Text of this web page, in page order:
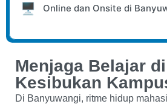
🖥️ Online dan Onsite di
Menjaga Belajar
Kesibukan
Di Banyuwangi, ritme hidup